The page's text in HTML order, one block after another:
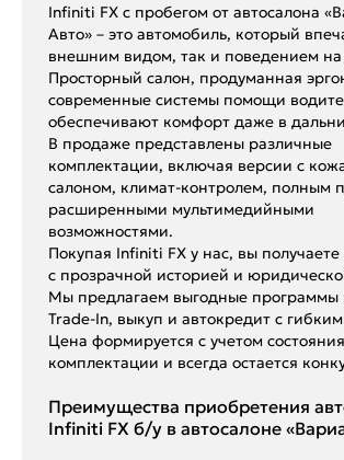
Infiniti FX с пробегом от автосалона
Авто» – это автомобиль, который
внешним видом, так и поведением на
Просторный салон, продуманная
современные системы помощи
обеспечивают комфорт даже в
В продаже представлены различные
комплектации, включая версии с
салоном, климат-контролем, полным
расширенными мультимедийными
возможностями.
Покупая Infiniti FX у нас, вы
с прозрачной историей и
Мы предлагаем выгодные программы
Trade-In, выкуп и автокредит с
Цена формируется с учетом
комплектации и всегда остается
Преимущества приобретения
Infiniti FX б/у в автосалоне